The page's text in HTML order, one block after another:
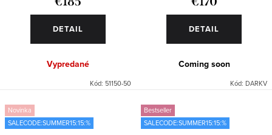
DETAIL
Vypredané
Kód: 51150-50
DETAIL
Coming soon
Kód: DARKV
Novinka
SALECODE:SUMMER15:15:%
Bestseller
SALECODE:SUMMER15:15:%